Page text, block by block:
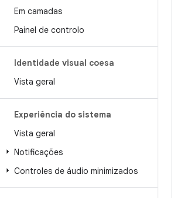
Em camadas
Painel de controlo
Identidade visual coesa
Vista geral
Experiência do sistema
Vista geral
Notificações
Controles de áudio minimizados